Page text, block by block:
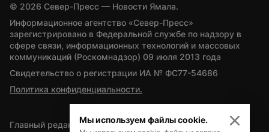
© 2026 Север-Пресс — Новости Ямала.
Информационное агентство «Север-Пресс»
зарегистрировано в Федеральной службе по надзору в
сфере связи, информационных технологий и массовых
коммуникаций (Роскомнадзор) 09 июля 2013 года
Свидетельство о регистрации ИА № ФС77-54686
Политика конфиденциальности.
Главный редактор — А.Л. Поздеев
Мы используем файлы cookie.